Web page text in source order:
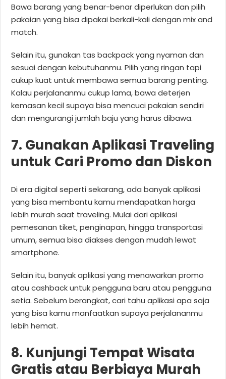
Bawa barang yang benar-benar diperlukan dan pilih
pakaian yang bisa dipakai berkali-kali dengan mix and
match.
Selain itu, gunakan tas backpack yang nyaman dan
sesuai dengan kebutuhanmu. Pilih yang ringan tapi
cukup kuat untuk membawa semua barang penting.
Kalau perjalananmu cukup lama, bawa deterjen
kemasan kecil supaya bisa mencuci pakaian sendiri
dan mengurangi jumlah baju yang harus dibawa.
7. Gunakan Aplikasi Traveling
untuk Cari Promo dan Diskon
Di era digital seperti sekarang, ada banyak aplikasi
yang bisa membantu kamu mendapatkan harga
lebih murah saat traveling. Mulai dari aplikasi
pemesanan tiket, penginapan, hingga transportasi
umum, semua bisa diakses dengan mudah lewat
smartphone.
Selain itu, banyak aplikasi yang menawarkan promo
atau cashback untuk pengguna baru atau pengguna
setia. Sebelum berangkat, cari tahu aplikasi apa saja
yang bisa kamu manfaatkan supaya perjalananmu
lebih hemat.
8. Kunjungi Tempat Wisata
Gratis atau Berbiaya Murah